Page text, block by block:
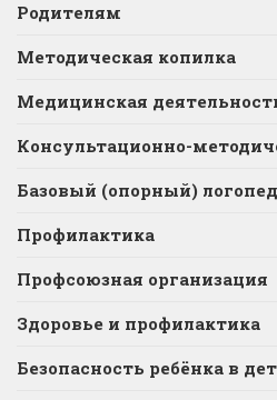
Родителям
Методическая копилка
Медицинская
Консультационно-
Базовый (опорный)
Профилактика
Профсоюзная организация
Здоровье и профилактика
Безопасность ребёнка в